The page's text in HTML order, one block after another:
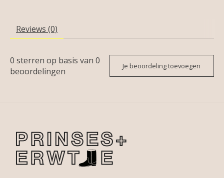
Reviews (0)
0 sterren op basis van 0
beoordelingen
Je beoordeling toevoegen